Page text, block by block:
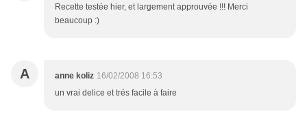
Recette testée hier, et largement approuvée !!! Merci
beaucoup :)
A anne koliz 16/02/2008 16:53
un vrai delice et trés facile à faire